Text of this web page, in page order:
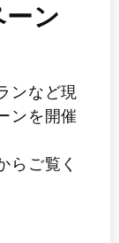
ーン
ンなど現
ンを開催
らご覧く